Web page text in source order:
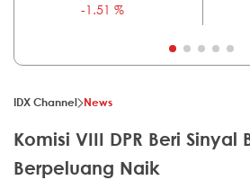
-1.51 %
IDX Channel News
Komisi VIII DPR Beri Sinyal
Berpeluang Naik